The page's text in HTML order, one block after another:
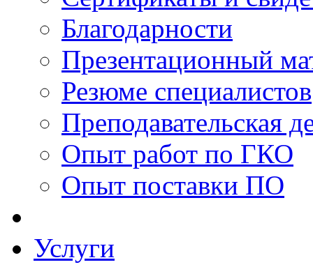
Благодарности
Презентационный
Резюме специалистов
Преподавательская
Опыт работ по ГКО
Опыт поставки ПО
Услуги